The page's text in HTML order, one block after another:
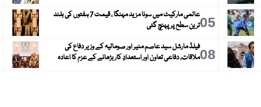
05
عالمی مارکیٹ میں سونا مزید مہنگا ، قیمت 7 ہفتوں کی بلند
ترین سطح پر پہنچ گئی
08فیلڈ مارشل سید عاصم منیر اور صومالیہ کے وزیر دفاع کی
ملاقات، دفاعی تعاون اور استعدادِ کار بڑھانے کے عزم کا اعادہ